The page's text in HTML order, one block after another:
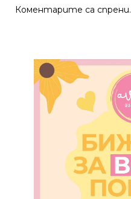
Коментарите са спрени.